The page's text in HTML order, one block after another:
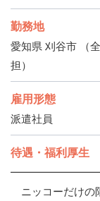
勤務地
愛知県 刈谷市 （
担）
雇用形態
派遣社員
待遇・福利厚生
ニッコーだけの